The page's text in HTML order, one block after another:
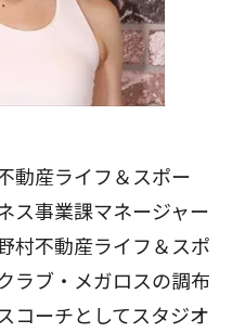
動産ライフ＆スポー
事業課マネージャー
村不動産ライフ＆スポ
ラブ・メガロスの調布
コーチとしてスタジオ